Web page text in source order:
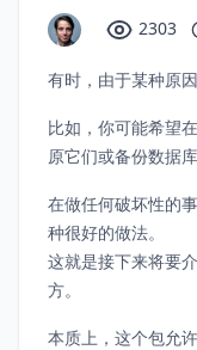
2303
有时，由于某种原
比如，你可能希望
原它们或备份数据库
在做任何破坏性的
种很好的做法。
这就是接下来将要
方。
本质上，这个包允